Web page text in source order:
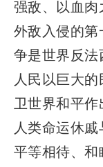
强敌、以血肉
外敌入侵的第
争是世界反法
人民以巨大
卫世界和平作
人类命运休
平等相待、和